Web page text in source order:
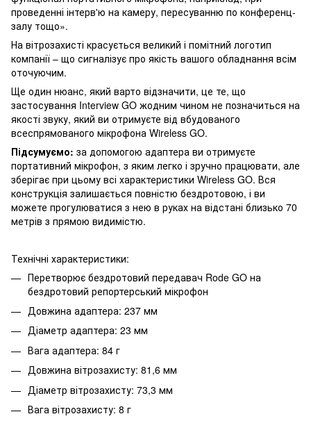
проведенні інтерв'ю на камеру, пересуванню по конференц-
залу тощо».
На вітрозахисті красується великий і помітний логотип
компанії – що сигналізує про якість вашого обладнання всім
оточуючим.
Ще один нюанс, який варто відзначити, це те, що
застосування Interview GO жодним чином не позначиться на
якості звуку, який ви отримуєте від вбудованого
всеспрямованого мікрофона Wireless GO.
Підсумуємо: за допомогою адаптера ви отримуєте
портативний мікрофон, з яким легко і зручно працювати, але
зберігає при цьому всі характеристики Wireless GO. Вся
конструкція залишається повністю бездротовою, і ви
можете прогулюватися з нею в руках на відстані близько 70
метрів з прямою видимістю.
Технічні характеристики:
Перетворює бездротовий передавач Rode GO на
бездротовий репортерський мікрофон
Довжина адаптера: 237 мм
Діаметр адаптера: 23 мм
Вага адаптера: 84 г
Довжина вітрозахисту: 81,6 мм
Діаметр вітрозахисту: 73,3 мм
Вага вітрозахисту: 8 г